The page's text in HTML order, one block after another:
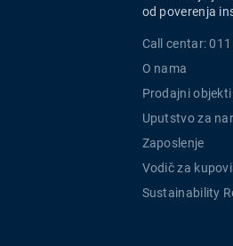
od poverenja
Call centar:
O nama
Prodajni objekti
Uputstvo za
Zaposlenje
Vodič za
Sustainability